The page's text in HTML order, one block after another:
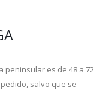
peninsular es de 48 a 72
salvo que se